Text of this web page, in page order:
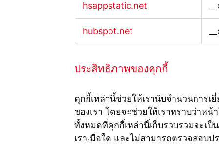
hsappstatic.net
hubspot.net
ประสิทธิภาพของคุกกี้
คุกกี้เหล่านี้ช่วยให้เรานับจำนวนการเ
ของเรา โดยจะช่วยให้เราทราบว่าห
ทั้งหมดที่คุกกี้เหล่านี้เก็บรวบรวมจะเ
เราเมื่อใด และไม่สามารถตรวจสอบ